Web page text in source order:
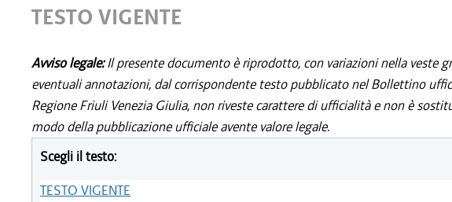
TESTO VIGENTE
Avviso legale:Il presente documento è riprodotto, con variazioni nella veste
eventuali annotazioni, dal corrispondente testo pubblicato nel Bollettino
Regione Friuli Venezia Giulia, non riveste carattere di ufficialità e non è
modo della pubblicazione ufficiale avente valore legale.
Scegli il testo:
TESTO VIGENTE